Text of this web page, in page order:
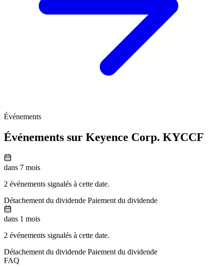
Événements
Événements sur Keyence Corp. KYCCF
dans 7 mois
2 événements signalés à cette date.
Détachement du dividende Paiement du dividende
dans 1 mois
2 événements signalés à cette date.
Détachement du dividende Paiement du dividende
FAQ